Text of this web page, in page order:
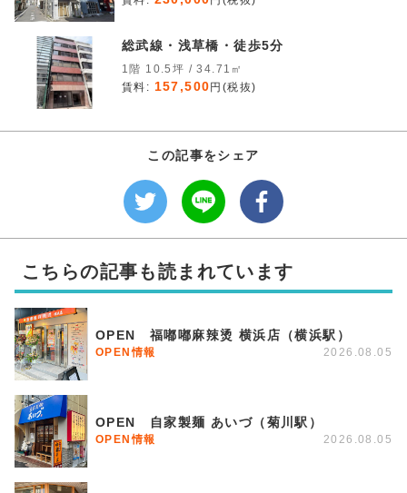
総武線・浅草橋・徒歩5分
1階 10.5坪 / 34.71㎡
賃料: 157,500 円(税抜)
この記事をシェア
こちらの記事も読まれています
OPEN 福嘟嘟麻辣烫 横浜店（横浜駅）
OPEN情報 2026.08.05
OPEN 自家製麺 あいづ（菊川駅）
OPEN情報 2026.08.05